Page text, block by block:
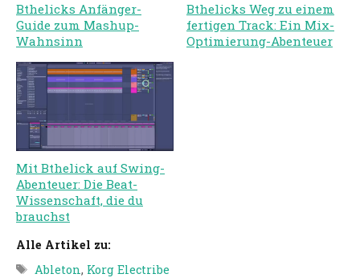
Bthelicks Anfänger-
Guide zum Mashup-
Wahnsinn
Bthelicks Weg zu einem
fertigen Track: Ein Mix-
Optimierung-Abenteuer
Mit Bthelick auf Swing-
Abenteuer: Die Beat-
Wissenschaft, die du
brauchst
Alle Artikel zu:
Tags
Ableton, Korg Electribe